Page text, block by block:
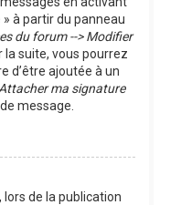
à partir du panneau
du forum --> Modifier
la suite, vous pourrez
d’être ajoutée à un
Attacher ma signature
message.
lors de la publication